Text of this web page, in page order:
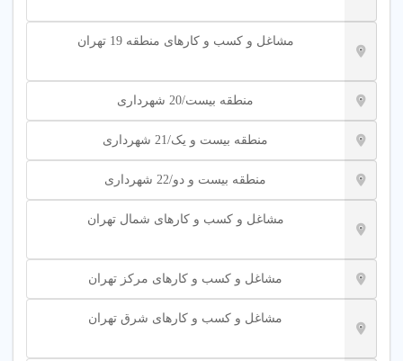
مشاغل و کسب و کارهای منطقه 19 تهران
منطقه بیست/20 شهرداری
منطقه بیست و یک/21 شهرداری
منطقه بیست و دو/22 شهرداری
مشاغل و کسب و کارهای شمال تهران
مشاغل و کسب و کارهای مرکز تهران
مشاغل و کسب و کارهای شرق تهران